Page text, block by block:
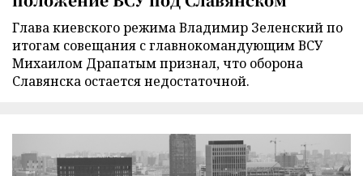
Глава киевского режима Владимир Зеленский по
итогам совещания с главнокомандующим ВСУ
Михаилом Драпатым признал, что оборона
Славянска остается недостаточной.